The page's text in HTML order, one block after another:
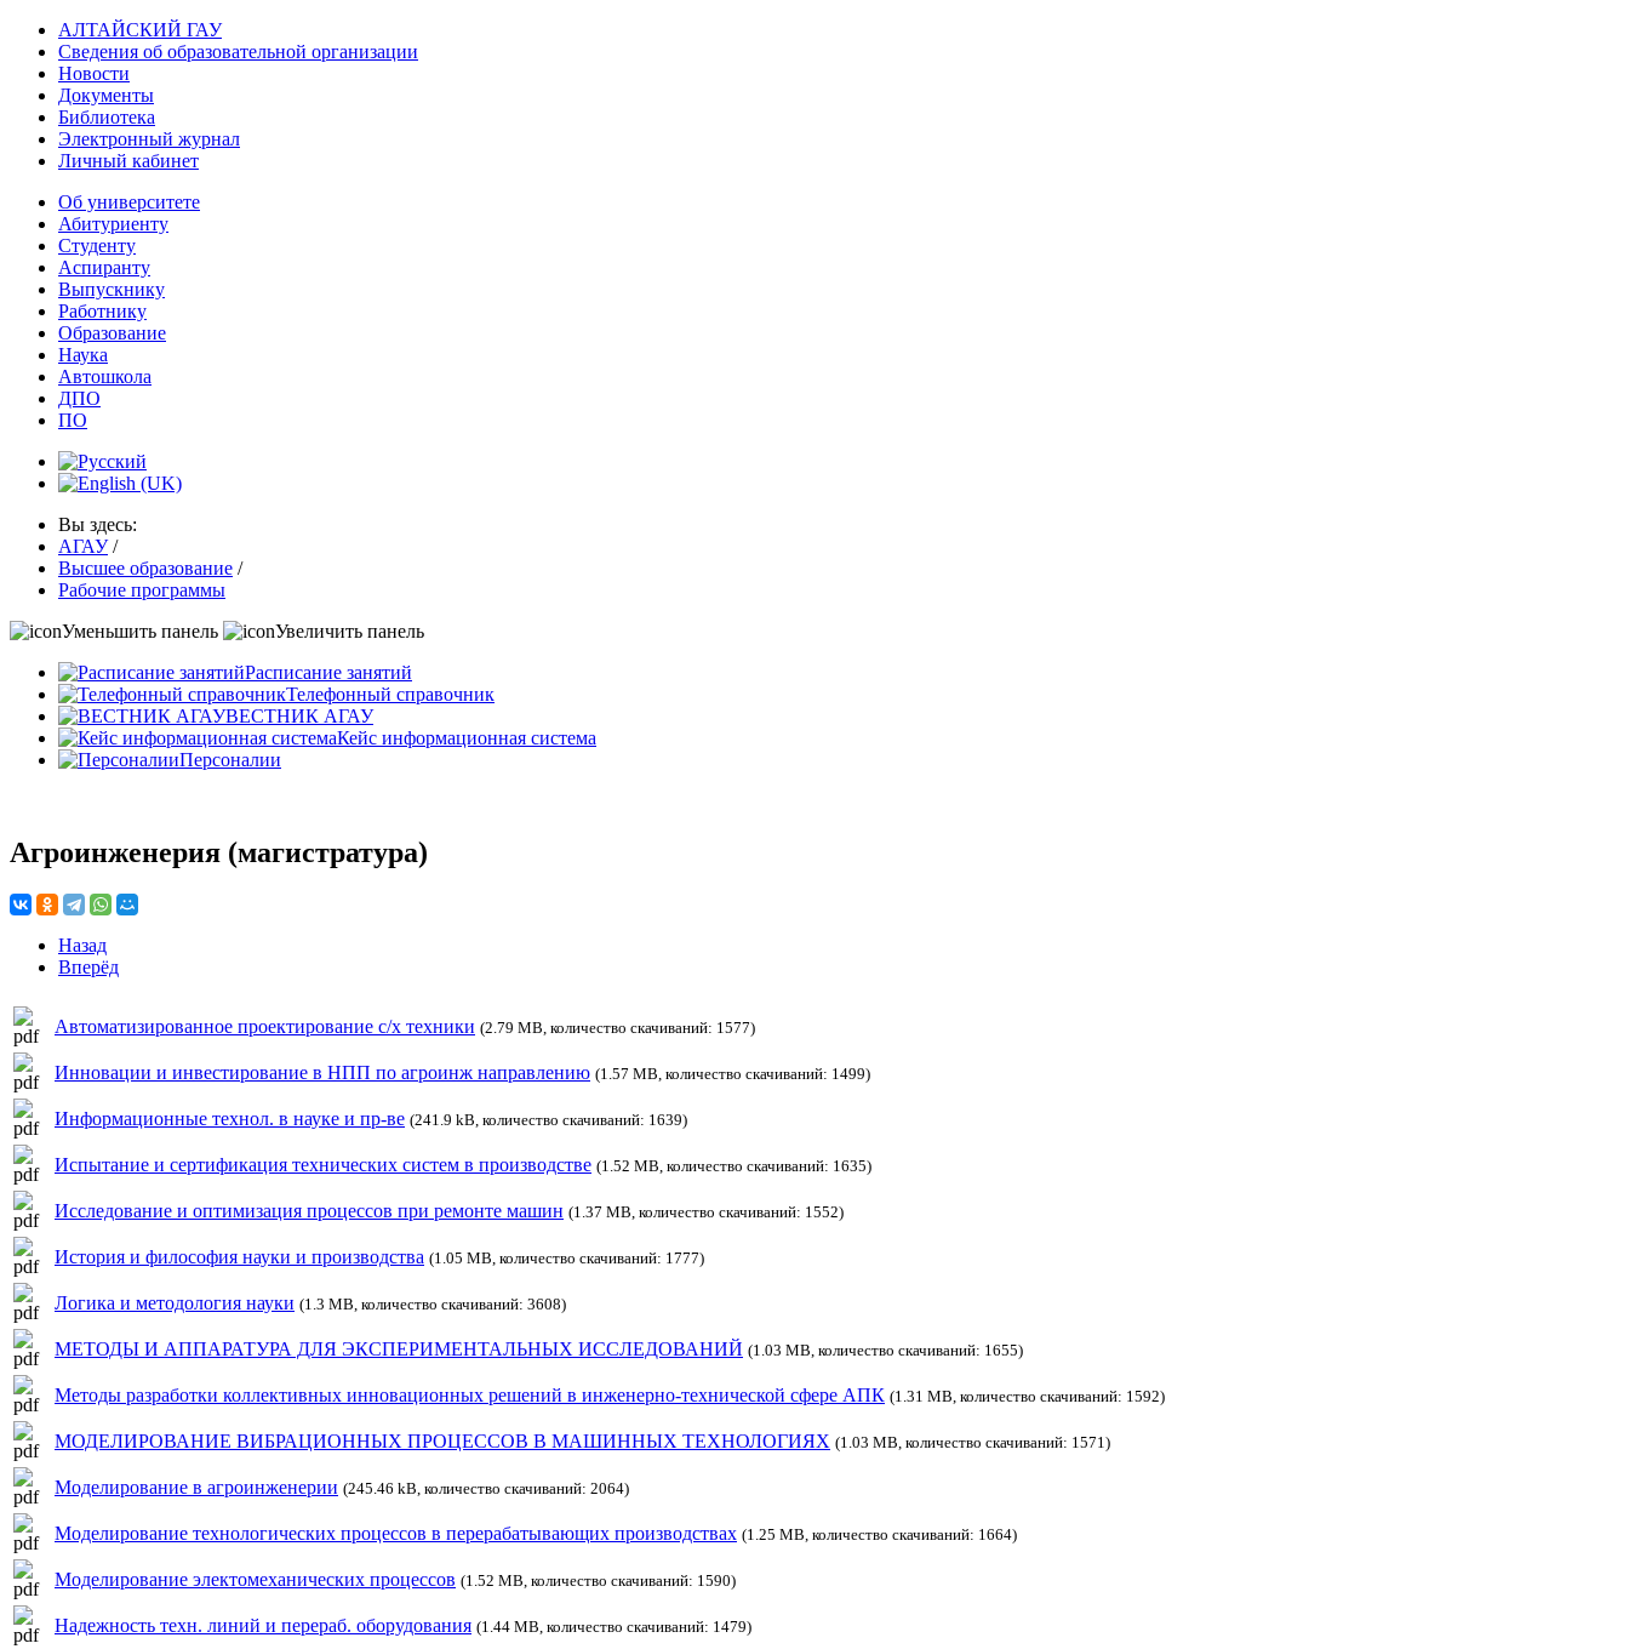
АЛТАЙСКИЙ ГАУ
Сведения об образовательной организации
Новости
Документы
Библиотека
Электронный журнал
Личный кабинет
Об университете
Абитуриенту
Студенту
Аспиранту
Выпускнику
Работнику
Образование
Наука
Автошкола
ДПО
ПО
Вы здесь:
АГАУ /
Высшее образование /
Рабочие программы
Уменьшить панель
Увеличить панель
Расписание занятий
Телефонный справочник
ВЕСТНИК АГАУ
Кейс информационная система
Персоналии
Агроинженерия (магистратура)
Назад
Вперёд
Автоматизированное проектирование с/х техники (2.79 MB, количество скачиваний: 1577)
Инновации и инвестирование в НПП по агроинж направлению (1.57 MB, количество скачиваний: 1499)
Информационные технол. в науке и пр-ве (241.9 kB, количество скачиваний: 1639)
Испытание и сертификация технических систем в производстве (1.52 MB, количество скачиваний: 1635)
Исследование и оптимизация процессов при ремонте машин (1.37 MB, количество скачиваний: 1552)
История и философия науки и производства (1.05 MB, количество скачиваний: 1777)
Логика и методология науки (1.3 MB, количество скачиваний: 3608)
МЕТОДЫ И АППАРАТУРА ДЛЯ ЭКСПЕРИМЕНТАЛЬНЫХ ИССЛЕДОВАНИЙ (1.03 MB, количество скачиваний: 1655)
Методы разработки коллективных инновационных решений в инженерно-технической сфере АПК (1.31 MB, количество скачиваний: 1592)
МОДЕЛИРОВАНИЕ ВИБРАЦИОННЫХ ПРОЦЕССОВ В МАШИННЫХ ТЕХНОЛОГИЯХ (1.03 MB, количество скачиваний: 1571)
Моделирование в агроинженерии (245.46 kB, количество скачиваний: 2064)
Моделирование технологических процессов в перерабатывающих производствах (1.25 MB, количество скачиваний: 1664)
Моделирование электомеханических процессов (1.52 MB, количество скачиваний: 1590)
Надежность техн. линий и перераб. оборудования (1.44 MB, количество скачиваний: 1479)